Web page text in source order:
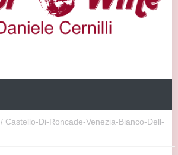
/ Castello-Di-Roncade-Venezia-Bianco-Dell-